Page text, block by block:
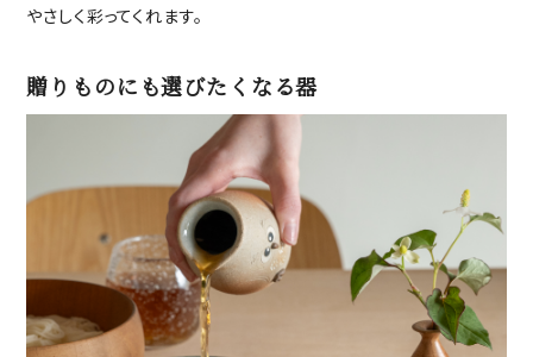
やさしく彩ってくれます。
贈りものにも選びたくなる器